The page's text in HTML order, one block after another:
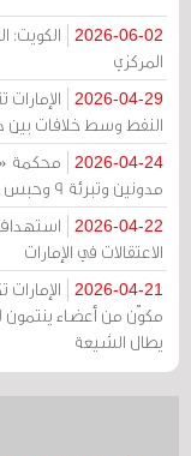
2026-06-02
المركزي
2026-04-29
النفط وسط خلافات بين
2026-04-24
مدونين وتبرئة 9 وحبس 18 متهماً بالتعاطف مع إيران
2026-04-22
الاعتقالات في الإمارات
2026-04-21
مكوّن من أعضاء
يطال الشيعة